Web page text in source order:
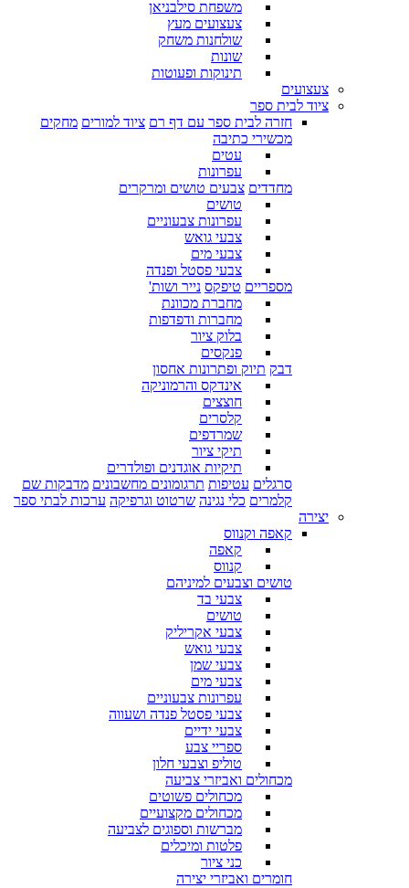
משפחת סילבניאן
צעצועים מעץ
שולחנות משחק
שונות
תינוקות ופעוטות
צעצועים
ציוד לבית ספר
חזרה לבית ספר עם דף רם ציוד למורים מחקים
מכשירי כתיבה
עטים
עפרונות
מחדדים צבעים טושים ומרקרים
טושים
עפרונות צבעוניים
צבעי גואש
צבעי מים
צבעי פסטל ופנדה
מספריים טיפקס נייר ושות'
מחברת מכוונת
מחברות ודפדפות
בלוק ציור
פנקסים
דבק תיוק ופתרונות אחסון
אינדקס והרמוניקה
חוצצים
קלסרים
שמרדפים
תיקי ציור
תיקיות אוגדנים ופולדרים
סרגלים עטיפות תרגומונים מחשבונים מדבקות שם
קלמרים כלי נגינה שרטוט וגרפיקה ערכות לבתי ספר
יצירה
קאפה וקנווס
קאפה
קנווס
טושים וצבעים למיניהם
צבעי בד
טושים
צבעי אקריליק
צבעי גואש
צבעי שמן
צבעי מים
עפרונות צבעוניים
צבעי פסטל פנדה ושעווה
צבעי ידיים
ספריי צבע
טוליפ וצבעי חלון
מכחולים ואביזרי צביעה
מכחולים פשוטים
מכחולים מקצועיים
מברשות וספוגים לצביעה
פלטות ומיכלים
כני ציור
חומרים ואביזרי יצירה